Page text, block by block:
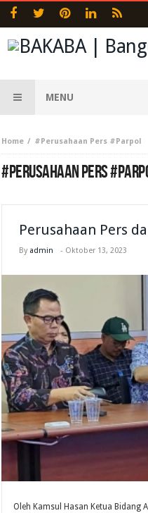
MENU
Home #Perusahaan Pers #Parpol
#PERUSAHAAN PERS
Perusahaan Pers
By admin - Oktober 13, 2023
Oleh Kamsul Hasan Ketua Bidang